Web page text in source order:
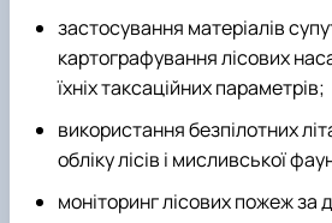
застосування матеріалів
картографування лісових
їхніх таксаційних параметрів;
використання безпілотних
обліку лісів і мисливської
моніторинг лісових пожеж за